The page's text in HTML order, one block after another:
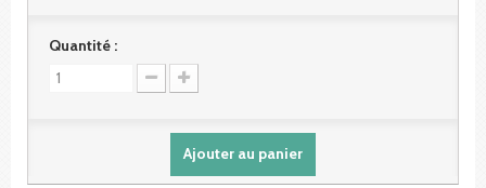
Quantité :
Ajouter au panier